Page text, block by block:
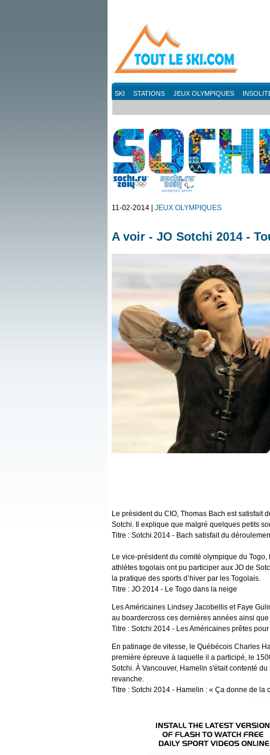
SKI STATIONS JEUX OLYMPIQUES
11-02-2014 | JEUX OLYMPIQUES
A voir - JO Sotchi 2014 -
Le président du CIO, Thomas Bach est satisfait
Sotchi. Il explique que malgré quelques petits
Titre : Sotchi 2014 - Bach satisfait du
Le vice-président du comité olympique du
athlètes togolais ont pu participer aux JO de
la pratique des sports d’hiver par les Togolais.
Titre : JO 2014 - Le Togo dans la neige
Les Américaines Lindsey Jacobellis et Faye
au boardercross ces dernières années ainsi
Titre : Sotchi 2014 - Les Américaines prêtes
En patinage de vitesse, le Québécois Charles
première épreuve à laquelle il a participé, le
Sotchi. À Vancouver, Hamelin s'était contenté
revanche.
Titre : Sotchi 2014 - Hamelin : « Ça donne de la